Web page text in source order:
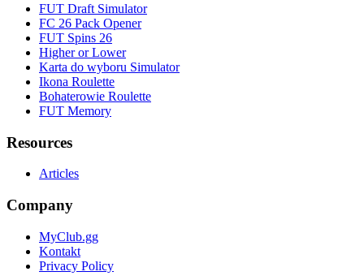
FUT Draft Simulator
FC 26 Pack Opener
FUT Spins 26
Higher or Lower
Karta do wyboru Simulator
Ikona Roulette
Bohaterowie Roulette
FUT Memory
Resources
Articles
Company
MyClub.gg
Kontakt
Privacy Policy